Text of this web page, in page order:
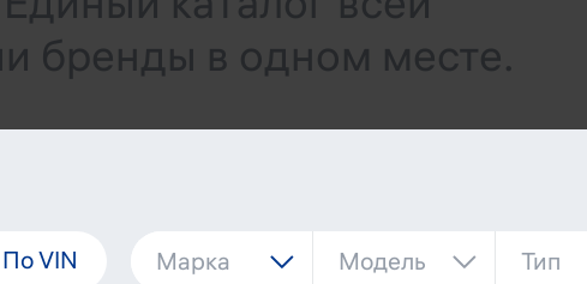
бренды в одном месте.
По VIN